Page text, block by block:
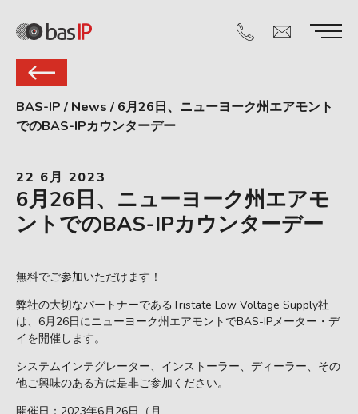
BAS-IP / News / 6月26日、ニューヨーク州エアモント
でのBAS-IPカウンターデー
22 6月 2023
6月26日、ニューヨーク州エアモ
ントでのBAS-IPカウンターデー
無料でご参加いただけます！
弊社の大切なパートナーであるTristate Low Voltage Supply社
は、6月26日にニューヨーク州エアモントでBAS-IPメーター・デ
イを開催します。
システムインテグレーター、インストーラー、ディーラー、その
他ご興味のある方は是非ご参加ください。